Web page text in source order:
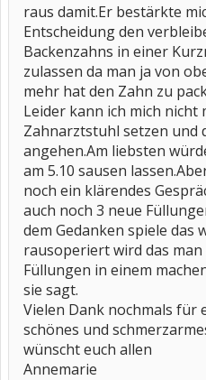
raus damit.Er bestärkte
Entscheidung den
Backenzahns in einer
zulassen da man ja von
mehr hat den Zahn zu
Leider kann ich mich
Zahnarztstuhl setzen und
angehen.Am liebsten
am 5.10 sausen
noch ein klärendes
auch noch 3 neue
dem Gedanken spiele das
rausoperiert wird das man
Füllungen in einem
sie sagt.
Vielen Dank nochmals für
schönes und
wünscht euch allen
Annemarie